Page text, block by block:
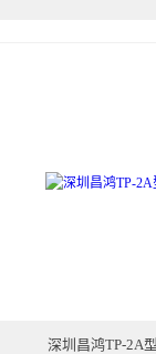
深圳昌鸿TP-2A